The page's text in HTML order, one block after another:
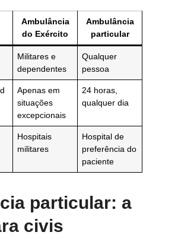
Ambulância
do Exército
Ambulância
particular
Militares e
dependentes
Qualquer
pessoa
Apenas em
situações
excepcionais
24 horas,
qualquer dia
Hospitais
militares
Hospital de
preferência do
paciente
particular: a
civis